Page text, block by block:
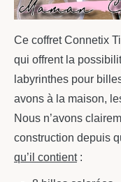
Ce coffret Connetix
qui offrent la
labyrinthes pour
avons à la maison,
Nous n’avons
construction depuis
qu’il contient: